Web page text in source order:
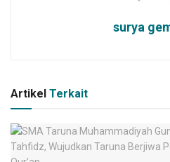
surya
Artikel Terkait